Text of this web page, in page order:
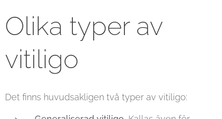
Olika typer av
vitiligo
Det finns huvudsakligen två typer av vitiligo: